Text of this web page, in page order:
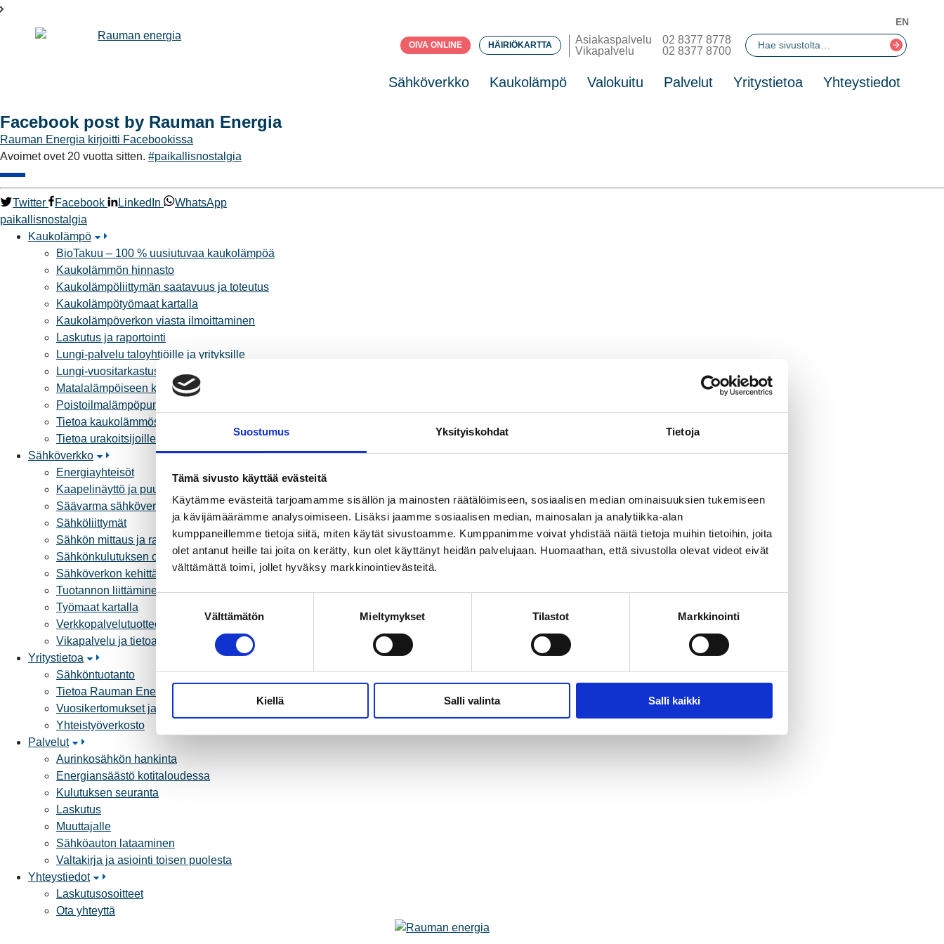
Suostumus Yksityiskohdat Tietoja
Tämä sivusto käyttää evästeitä
Käytämme evästeitä tarjoamamme sisällön ja mainosten räätälöimiseen, sosiaalisen median ominaisuuksien tukemiseen
ja kävijämäärämme analysoimiseen. Lisäksi jaamme sosiaalisen median, mainosalan ja analytiikka-alan
kumppaneillemme tietoja siitä, miten käytät sivustoamme. Kumppanimme voivat yhdistää näitä tietoja muihin tietoihin, joita
olet antanut heille tai joita on kerätty, kun olet käyttänyt heidän palvelujaan. Huomaathan, että sivustolla olevat videot eivät
välttämättä toimi, jollet hyväksy markkinointievästeitä.
k
s
Välttämätön Mieltymykset Tilastot Markkinointi
Kiellä Salli valinta Salli kaikki
OIVA ONLINE HÄIRIÖKARTTA Asiakaspalvelu
02 8377 8778
Vikapalvelu
02 8377 8700
Sähköverkko Kaukolämpö Valokuitu Palvelut Yritystietoa Yhteystiedot
EN
Facebook post by Rauman Energia
Rauman Energia kirjoitti Facebookissa
Avoimet ovet 20 vuotta sitten. #paikallisnostalgia
Twitter Facebook LinkedIn
WhatsApp
paikallisnostalgia
Kaukolämpö
BioTakuu – 100 % uusiutuvaa kaukolämpöä
Kaukolämmön hinnasto
Kaukolämpöliittymän saatavuus ja toteutus
Kaukolämpötyömaat kartalla
Kaukolämpöverkon viasta ilmoittaminen
Laskutus ja raportointi
Lungi-palvelu taloyhtiöille ja yrityksille
Lungi-vuositarkastus kuluttajille
Matalalämpöiseen kaukolämpöön siirtyminen
Poistoilmalämpöpumppu kaukolämpötaloon
Tietoa kaukolämmöstä
Tietoa urakoitsijoille
Sähköverkko
Energiayhteisöt
Kaapelinäyttö ja puunkaatoapu
Säävarma sähköverkko
Sähköliittymät
Sähkön mittaus ja raportointi
Sähkönkulutuksen ohjaus kiinteistössä
Sähköverkon kehittämissuunnitelma
Tuotannon liittäminen verkkoon
Työmaat kartalla
Verkkopalvelutuotteet ja hinnastot
Vikapalvelu ja tietoa jakeluhäiriöistä
Yritystietoa
Sähköntuotanto
Tietoa Rauman Energiasta
Vuosikertomukset ja asiakaslehti
Yhteistyöverkosto
Palvelut
Aurinkosähkön hankinta
Energiansäästö kotitaloudessa
Kulutuksen seuranta
Laskutus
Muuttajalle
Sähköauton lataaminen
Valtakirja ja asiointi toisen puolesta
Yhteystiedot
Laskutusosoitteet
Ota yhteyttä